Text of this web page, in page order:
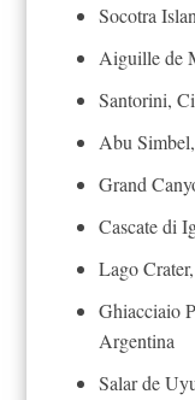
Socotra
Aiguille de
Santorini,
Abu
Grand
Cascate di
Lago
Ghiacciaio
Argentina
Salar de